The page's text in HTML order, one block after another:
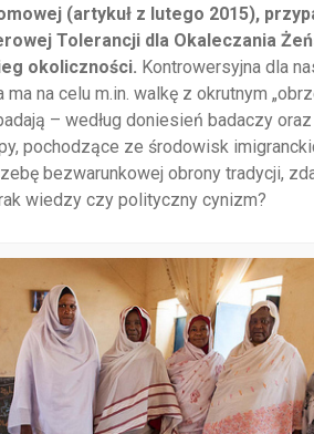
(artykuł z lutego 2015),
Tolerancji dla Okaleczania
okoliczności. Kontrowersyjna dla
na celu m.in. walkę z okrutnym
– według doniesień badaczy
pochodzące ze środowisk
bezwarunkowej obrony tradycji,
wiedzy czy polityczny cynizm?